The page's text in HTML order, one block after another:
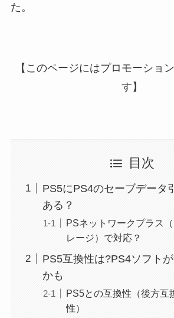
た。
【このページにはプロモーショ
す】
目次
PS5にPS4のセーブデータ
ある？
PSネットワークプラス
レージ）で対応？
PS5互換性は?PS4ソフト
かも
PS5との互換性（後方互
性）